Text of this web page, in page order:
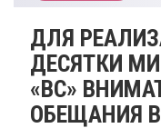
ДЛЯ
ДЕСЯТКИ
«BC»
ОБЕЩАНИЯ